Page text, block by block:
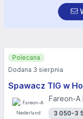
Spawacz TIG w
Fareon-A
3 050-3
Polecana
Dodana 3 sierpnia